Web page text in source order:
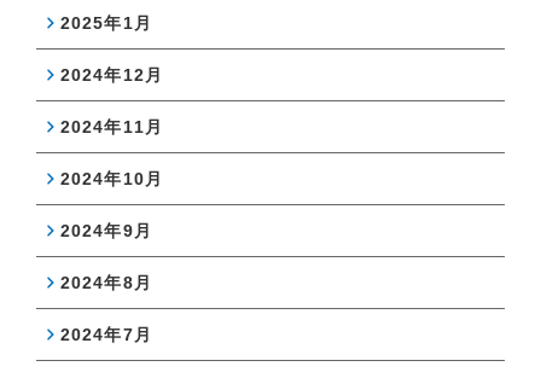
2025年1月
2024年12月
2024年11月
2024年10月
2024年9月
2024年8月
2024年7月